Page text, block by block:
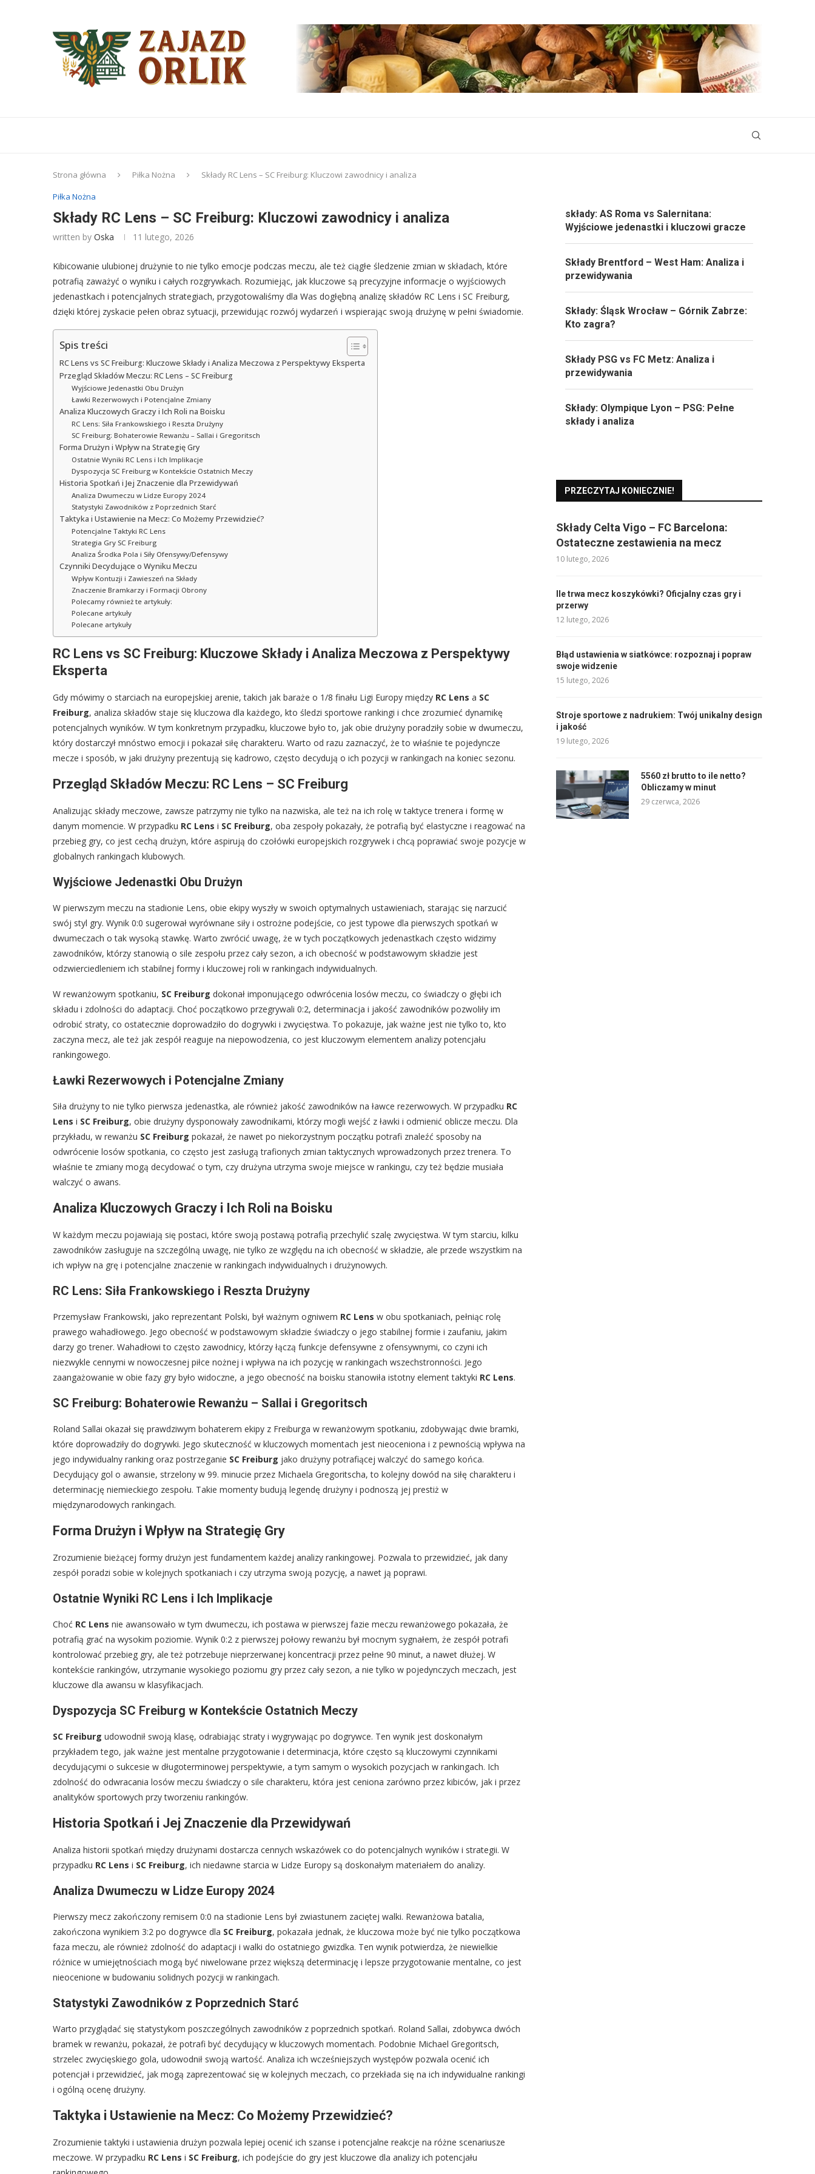
Strona główna Piłka Nożna
Składy RC Lens – SC Freiburg: Kluczowi zawodnicy i analiza
Piłka Nożna
Składy RC Lens – SC Freiburg: Kluczowi zawodnicy i analiza
written by Oska 11 lutego, 2026
Kibicowanie ulubionej drużynie to nie tylko emocje podczas meczu, ale też ciągłe śledzenie zmian w składach, które
potrafią zaważyć o wyniku i całych rozgrywkach. Rozumiejąc, jak kluczowe są precyzyjne informacje o wyjściowych
jedenastkach i potencjalnych strategiach, przygotowaliśmy dla Was dogłębną analizę składów RC Lens i SC Freiburg,
dzięki której zyskacie pełen obraz sytuacji, przewidując rozwój wydarzeń i wspierając swoją drużynę w pełni świadomie.
Spis treści
RC Lens vs SC Freiburg: Kluczowe Składy i Analiza Meczowa z Perspektywy Eksperta
Przegląd Składów Meczu: RC Lens – SC Freiburg
Wyjściowe Jedenastki Obu Drużyn
Ławki Rezerwowych i Potencjalne Zmiany
Analiza Kluczowych Graczy i Ich Roli na Boisku
RC Lens: Siła Frankowskiego i Reszta Drużyny
SC Freiburg: Bohaterowie Rewanżu – Sallai i Gregoritsch
Forma Drużyn i Wpływ na Strategię Gry
Ostatnie Wyniki RC Lens i Ich Implikacje
Dyspozycja SC Freiburg w Kontekście Ostatnich Meczy
Historia Spotkań i Jej Znaczenie dla Przewidywań
Analiza Dwumeczu w Lidze Europy 2024
Statystyki Zawodników z Poprzednich Starć
Taktyka i Ustawienie na Mecz: Co Możemy Przewidzieć?
Potencjalne Taktyki RC Lens
Strategia Gry SC Freiburg
Analiza Środka Pola i Siły Ofensywy/Defensywy
Czynniki Decydujące o Wyniku Meczu
Wpływ Kontuzji i Zawieszeń na Składy
Znaczenie Bramkarzy i Formacji Obrony
Polecamy również te artykuły:
Polecane artykuły
Polecane artykuły
RC Lens vs SC Freiburg: Kluczowe Składy i Analiza Meczowa z Perspektywy
Eksperta
Gdy mówimy o starciach na europejskiej arenie, takich jak baraże o 1/8 finału Ligi Europy między RC Lens a SC
Freiburg, analiza składów staje się kluczowa dla każdego, kto śledzi sportowe rankingi i chce zrozumieć dynamikę
potencjalnych wyników. W tym konkretnym przypadku, kluczowe było to, jak obie drużyny poradziły sobie w dwumeczu,
który dostarczył mnóstwo emocji i pokazał siłę charakteru. Warto od razu zaznaczyć, że to właśnie te pojedyncze
mecze i sposób, w jaki drużyny prezentują się kadrowo, często decydują o ich pozycji w rankingach na koniec sezonu.
Przegląd Składów Meczu: RC Lens – SC Freiburg
Analizując składy meczowe, zawsze patrzymy nie tylko na nazwiska, ale też na ich rolę w taktyce trenera i formę w
danym momencie. W przypadku RC Lens i SC Freiburg, oba zespoły pokazały, że potrafią być elastyczne i reagować na
przebieg gry, co jest cechą drużyn, które aspirują do czołówki europejskich rozgrywek i chcą poprawiać swoje pozycje w
globalnych rankingach klubowych.
Wyjściowe Jedenastki Obu Drużyn
W pierwszym meczu na stadionie Lens, obie ekipy wyszły w swoich optymalnych ustawieniach, starając się narzucić
swój styl gry. Wynik 0:0 sugerował wyrównane siły i ostrożne podejście, co jest typowe dla pierwszych spotkań w
dwumeczach o tak wysoką stawkę. Warto zwrócić uwagę, że w tych początkowych jedenastkach często widzimy
zawodników, którzy stanowią o sile zespołu przez cały sezon, a ich obecność w podstawowym składzie jest
odzwierciedleniem ich stabilnej formy i kluczowej roli w rankingach indywidualnych.
W rewanżowym spotkaniu, SC Freiburg dokonał imponującego odwrócenia losów meczu, co świadczy o głębi ich
składu i zdolności do adaptacji. Choć początkowo przegrywali 0:2, determinacja i jakość zawodników pozwoliły im
odrobić straty, co ostatecznie doprowadziło do dogrywki i zwycięstwa. To pokazuje, jak ważne jest nie tylko to, kto
zaczyna mecz, ale też jak zespół reaguje na niepowodzenia, co jest kluczowym elementem analizy potencjału
rankingowego.
Ławki Rezerwowych i Potencjalne Zmiany
Siła drużyny to nie tylko pierwsza jedenastka, ale również jakość zawodników na ławce rezerwowych. W przypadku RC
Lens i SC Freiburg, obie drużyny dysponowały zawodnikami, którzy mogli wejść z ławki i odmienić oblicze meczu. Dla
przykładu, w rewanżu SC Freiburg pokazał, że nawet po niekorzystnym początku potrafi znaleźć sposoby na
odwrócenie losów spotkania, co często jest zasługą trafionych zmian taktycznych wprowadzonych przez trenera. To
właśnie te zmiany mogą decydować o tym, czy drużyna utrzyma swoje miejsce w rankingu, czy też będzie musiała
walczyć o awans.
Analiza Kluczowych Graczy i Ich Roli na Boisku
W każdym meczu pojawiają się postaci, które swoją postawą potrafią przechylić szalę zwycięstwa. W tym starciu, kilku
zawodników zasługuje na szczególną uwagę, nie tylko ze względu na ich obecność w składzie, ale przede wszystkim na
ich wpływ na grę i potencjalne znaczenie w rankingach indywidualnych i drużynowych.
RC Lens: Siła Frankowskiego i Reszta Drużyny
Przemysław Frankowski, jako reprezentant Polski, był ważnym ogniwem RC Lens w obu spotkaniach, pełniąc rolę
prawego wahadłowego. Jego obecność w podstawowym składzie świadczy o jego stabilnej formie i zaufaniu, jakim
darzy go trener. Wahadłowi to często zawodnicy, którzy łączą funkcje defensywne z ofensywnymi, co czyni ich
niezwykle cennymi w nowoczesnej piłce nożnej i wpływa na ich pozycję w rankingach wszechstronności. Jego
zaangażowanie w obie fazy gry było widoczne, a jego obecność na boisku stanowiła istotny element taktyki RC Lens.
SC Freiburg: Bohaterowie Rewanżu – Sallai i Gregoritsch
Roland Sallai okazał się prawdziwym bohaterem ekipy z Freiburga w rewanżowym spotkaniu, zdobywając dwie bramki,
które doprowadziły do dogrywki. Jego skuteczność w kluczowych momentach jest nieoceniona i z pewnością wpływa na
jego indywidualny ranking oraz postrzeganie SC Freiburg jako drużyny potrafiącej walczyć do samego końca.
Decydujący gol o awansie, strzelony w 99. minucie przez Michaela Gregoritscha, to kolejny dowód na siłę charakteru i
determinację niemieckiego zespołu. Takie momenty budują legendę drużyny i podnoszą jej prestiż w
międzynarodowych rankingach.
Forma Drużyn i Wpływ na Strategię Gry
Zrozumienie bieżącej formy drużyn jest fundamentem każdej analizy rankingowej. Pozwala to przewidzieć, jak dany
zespół poradzi sobie w kolejnych spotkaniach i czy utrzyma swoją pozycję, a nawet ją poprawi.
Ostatnie Wyniki RC Lens i Ich Implikacje
Choć RC Lens nie awansowało w tym dwumeczu, ich postawa w pierwszej fazie meczu rewanżowego pokazała, że
potrafią grać na wysokim poziomie. Wynik 0:2 z pierwszej połowy rewanżu był mocnym sygnałem, że zespół potrafi
kontrolować przebieg gry, ale też potrzebuje nieprzerwanej koncentracji przez pełne 90 minut, a nawet dłużej. W
kontekście rankingów, utrzymanie wysokiego poziomu gry przez cały sezon, a nie tylko w pojedynczych meczach, jest
kluczowe dla awansu w klasyfikacjach.
Dyspozycja SC Freiburg w Kontekście Ostatnich Meczy
SC Freiburg udowodnił swoją klasę, odrabiając straty i wygrywając po dogrywce. Ten wynik jest doskonałym
przykładem tego, jak ważne jest mentalne przygotowanie i determinacja, które często są kluczowymi czynnikami
decydującymi o sukcesie w długoterminowej perspektywie, a tym samym o wysokich pozycjach w rankingach. Ich
zdolność do odwracania losów meczu świadczy o sile charakteru, która jest ceniona zarówno przez kibiców, jak i przez
analityków sportowych przy tworzeniu rankingów.
Historia Spotkań i Jej Znaczenie dla Przewidywań
Analiza historii spotkań między drużynami dostarcza cennych wskazówek co do potencjalnych wyników i strategii. W
przypadku RC Lens i SC Freiburg, ich niedawne starcia w Lidze Europy są doskonałym materiałem do analizy.
Analiza Dwumeczu w Lidze Europy 2024
Pierwszy mecz zakończony remisem 0:0 na stadionie Lens był zwiastunem zaciętej walki. Rewanżowa batalia,
zakończona wynikiem 3:2 po dogrywce dla SC Freiburg, pokazała jednak, że kluczowa może być nie tylko początkowa
faza meczu, ale również zdolność do adaptacji i walki do ostatniego gwizdka. Ten wynik potwierdza, że niewielkie
różnice w umiejętnościach mogą być niwelowane przez większą determinację i lepsze przygotowanie mentalne, co jest
nieocenione w budowaniu solidnych pozycji w rankingach.
Statystyki Zawodników z Poprzednich Starć
Warto przyglądać się statystykom poszczególnych zawodników z poprzednich spotkań. Roland Sallai, zdobywca dwóch
bramek w rewanżu, pokazał, że potrafi być decydujący w kluczowych momentach. Podobnie Michael Gregoritsch,
strzelec zwycięskiego gola, udowodnił swoją wartość. Analiza ich wcześniejszych występów pozwala ocenić ich
potencjał i przewidzieć, jak mogą zaprezentować się w kolejnych meczach, co przekłada się na ich indywidualne rankingi
i ogólną ocenę drużyny.
Taktyka i Ustawienie na Mecz: Co Możemy Przewidzieć?
Zrozumienie taktyki i ustawienia drużyn pozwala lepiej ocenić ich szanse i potencjalne reakcje na różne scenariusze
meczowe. W przypadku RC Lens i SC Freiburg, ich podejście do gry jest kluczowe dla analizy ich potencjału
składy: AS Roma vs Salernitana:
Wyjściowe jedenastki i kluczowi gracze
Składy Brentford – West Ham: Analiza i
przewidywania
Składy: Śląsk Wrocław – Górnik Zabrze:
Kto zagra?
Składy PSG vs FC Metz: Analiza i
przewidywania
Składy: Olympique Lyon – PSG: Pełne
składy i analiza
PRZECZYTAJ KONIECZNIE!
Składy Celta Vigo – FC Barcelona:
Ostateczne zestawienia na mecz
10 lutego, 2026
Ile trwa mecz koszykówki? Oficjalny czas gry i
przerwy
12 lutego, 2026
Błąd ustawienia w siatkówce: rozpoznaj i popraw
swoje widzenie
15 lutego, 2026
Stroje sportowe z nadrukiem: Twój unikalny design
i jakość
19 lutego, 2026
5560 zł brutto to ile netto?
Obliczamy w minut
29 czerwca, 2026